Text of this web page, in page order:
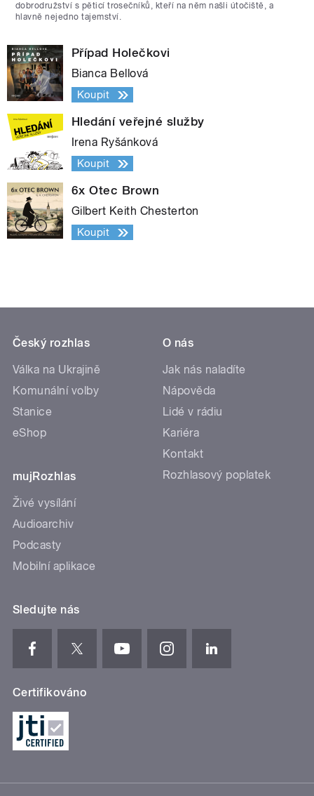
dobrodružství s pěticí trosečníků, kteří na něm našli útočiště, a
hlavně nejedno tajemství.
Případ Holečkovi
Bianca Bellová
Koupit
Hledání veřejné služby
Irena Ryšánková
Koupit
6x Otec Brown
Gilbert Keith Chesterton
Koupit
Český rozhlas
Válka na Ukrajině
Komunální volby
Stanice
eShop
mujRozhlas
Živé vysílání
Audioarchiv
Podcasty
Mobilní aplikace
O nás
Jak nás naladíte
Nápověda
Lidé v rádiu
Kariéra
Kontakt
Rozhlasový poplatek
Sledujte nás
Certifikováno